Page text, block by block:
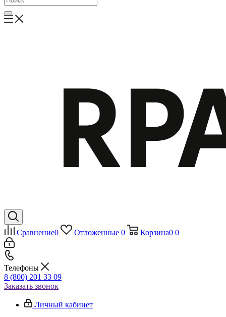
Сравнение0 Отложенные 0 Корзина0 0
Телефоны
8 (800) 201 33 09
Заказать звонок
Личный кабинет